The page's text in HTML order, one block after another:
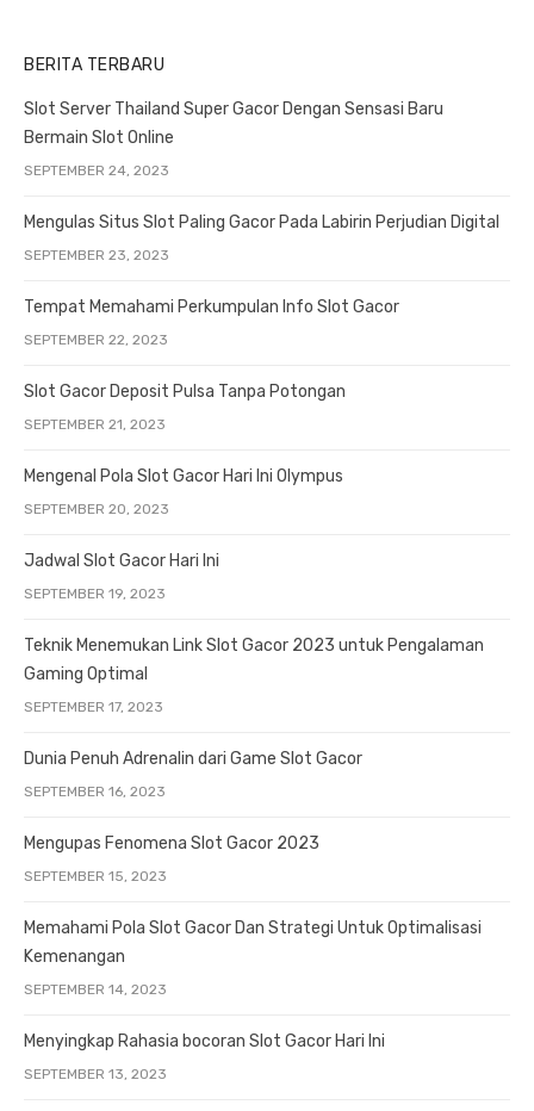
BERITA TERBARU
Slot Server Thailand Super Gacor Dengan Sensasi Baru
Bermain Slot Online
SEPTEMBER 24, 2023
Mengulas Situs Slot Paling Gacor Pada Labirin Perjudian Digital
SEPTEMBER 23, 2023
Tempat Memahami Perkumpulan Info Slot Gacor
SEPTEMBER 22, 2023
Slot Gacor Deposit Pulsa Tanpa Potongan
SEPTEMBER 21, 2023
Mengenal Pola Slot Gacor Hari Ini Olympus
SEPTEMBER 20, 2023
Jadwal Slot Gacor Hari Ini
SEPTEMBER 19, 2023
Teknik Menemukan Link Slot Gacor 2023 untuk Pengalaman
Gaming Optimal
SEPTEMBER 17, 2023
Dunia Penuh Adrenalin dari Game Slot Gacor
SEPTEMBER 16, 2023
Mengupas Fenomena Slot Gacor 2023
SEPTEMBER 15, 2023
Memahami Pola Slot Gacor Dan Strategi Untuk Optimalisasi
Kemenangan
SEPTEMBER 14, 2023
Menyingkap Rahasia bocoran Slot Gacor Hari Ini
SEPTEMBER 13, 2023